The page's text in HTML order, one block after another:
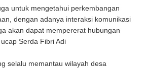
untuk mengetahui perkembangan
dengan adanya interaksi komunikasi
akan dapat mempererat hubungan
Serda Fibri Adi
selalu memantau wilayah desa